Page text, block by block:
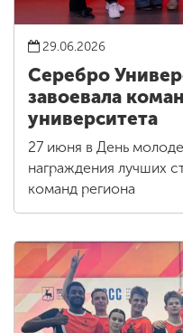
29.06.2026
Серебро
завоевала
университета
27 июня в День
награждения лучших
команд региона